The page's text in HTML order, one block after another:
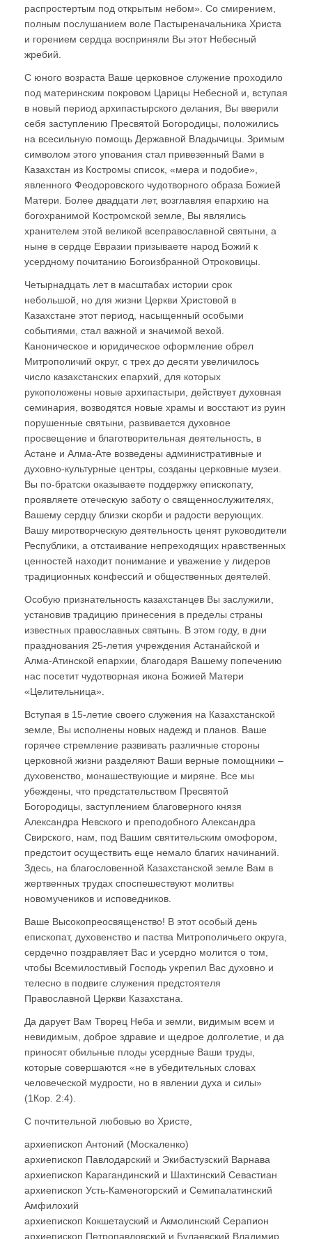
распростертым под открытым небом». Со смирением,
полным послушанием воле Пастыреначальника Христа
и горением сердца восприняли Вы этот Небесный
жребий.
С юного возраста Ваше церковное служение проходило
под материнским покровом Царицы Небесной и, вступая
в новый период архипастырского делания, Вы вверили
себя заступлению Пресвятой Богородицы, положились
на всесильную помощь Державной Владычицы. Зримым
символом этого упования стал привезенный Вами в
Казахстан из Костромы список, «мера и подобие»,
явленного Феодоровского чудотворного образа Божией
Матери. Более двадцати лет, возглавляя епархию на
богохранимой Костромской земле, Вы являлись
хранителем этой великой всеправославной святыни, а
ныне в сердце Евразии призываете народ Божий к
усердному почитанию Богоизбранной Отроковицы.
Четырнадцать лет в масштабах истории срок
небольшой, но для жизни Церкви Христовой в
Казахстане этот период, насыщенный особыми
событиями, стал важной и значимой вехой.
Каноническое и юридическое оформление обрел
Митрополичий округ, с трех до десяти увеличилось
число казахстанских епархий, для которых
рукоположены новые архипастыри, действует духовная
семинария, возводятся новые храмы и восстают из руин
порушенные святыни, развивается духовное
просвещение и благотворительная деятельность, в
Астане и Алма-Ате возведены административные и
духовно-культурные центры, созданы церковные музеи.
Вы по-братски оказываете поддержку епископату,
проявляете отеческую заботу о священнослужителях,
Вашему сердцу близки скорби и радости верующих.
Вашу миротворческую деятельность ценят руководители
Республики, а отстаивание непреходящих нравственных
ценностей находит понимание и уважение у лидеров
традиционных конфессий и общественных деятелей.
Особую признательность казахстанцев Вы заслужили,
установив традицию принесения в пределы страны
известных православных святынь. В этом году, в дни
празднования 25-летия учреждения Астанайской и
Алма-Атинской епархии, благодаря Вашему попечению
нас посетит чудотворная икона Божией Матери
«Целительница».
Вступая в 15-летие своего служения на Казахстанской
земле, Вы исполнены новых надежд и планов. Ваше
горячее стремление развивать различные стороны
церковной жизни разделяют Ваши верные помощники –
духовенство, монашествующие и миряне. Все мы
убеждены, что предстательством Пресвятой
Богородицы, заступлением благоверного князя
Александра Невского и преподобного Александра
Свирского, нам, под Вашим святительским омофором,
предстоит осуществить еще немало благих начинаний.
Здесь, на благословенной Казахстанской земле Вам в
жертвенных трудах споспешествуют молитвы
новомучеников и исповедников.
Ваше Высокопреосвященство! В этот особый день
епископат, духовенство и паства Митрополичьего округа,
сердечно поздравляет Вас и усердно молится о том,
чтобы Всемилостивый Господь укрепил Вас духовно и
телесно в подвиге служения предстоятеля
Православной Церкви Казахстана.
Да дарует Вам Творец Неба и земли, видимым всем и
невидимым, доброе здравие и щедрое долголетие, и да
приносят обильные плоды усердные Ваши труды,
которые совершаются «не в убедительных словах
человеческой мудрости, но в явлении духа и силы»
(1Кор. 2:4).
С почтительной любовью во Христе,
архиепископ Антоний (Москаленко)
архиепископ Павлодарский и Экибастузский Варнава
архиепископ Карагандинский и Шахтинский Севастиан
архиепископ Усть-Каменогорский и Семипалатинский
Амфилохий
архиепископ Кокшетауский и Акмолинский Серапион
архиепископ Петропавловский и Булаевский Владимир